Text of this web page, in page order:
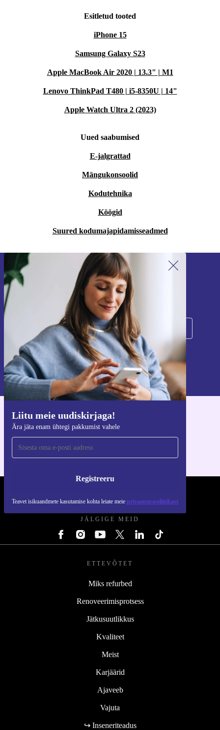
Esitletud tooted
iPhone 15
Samsung Galaxy S23
Apple MacBook Air 2020 | 13.3" | M1
Lenovo ThinkPad T480 | i5-8350U | 14"
Apple Watch Ultra 2 (2023)
Uued saabumised
E-jalgrattad
Mängukonsoolid
Kodutehnika
Köögid
Suured kodumajapidamisseadmed
Liitu meie uudiskirjaga!
Ära jäta enam ühtegi pakkumist vahele
Registreeru
Teavet isikuandmete kasutamise kohta leiate meie privaatsuspoliitikast
Liitu meie uudiskirjaga!
Ära jäta enam ühtegi pakkumist vahele.
Registreeru
Teavet isikuandmete kasutamise kohta leiate meie
privaatsuspoliitikast.
Hangi refurbed rakendus
iOS-i ja Androidi jaoks
JÄLGIGE MEID
ETTEVÕTET
Miks refurbed
Renoveerimisprotsess
Jätkusuutlikkus
Kvaliteet
Meist
Karjäärid
Ajaveeb
Vajuta
↪ Inseneriteadus